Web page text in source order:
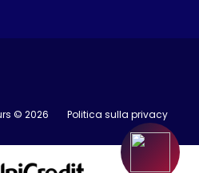
© 2026 Politica sulla privacy